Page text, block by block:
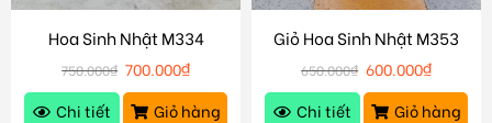
Hoa Sinh Nhật M334
750.000₫ 700.000₫
Chi tiết
Giỏ hàng
Giỏ Hoa Sinh Nhật M353
650.000₫ 600.000₫
Chi tiết
Giỏ hàng